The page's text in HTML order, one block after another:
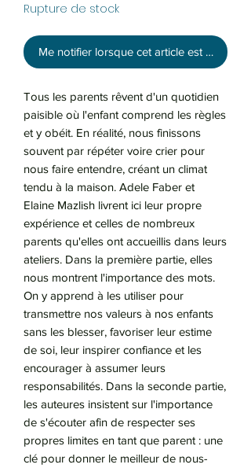
Rupture de stock
Me notifier lorsque cet article est disponible
Tous les parents rêvent d'un quotidien
paisible où l'enfant comprend les règles
et y obéit. En réalité, nous finissons
souvent par répéter voire crier pour
nous faire entendre, créant un climat
tendu à la maison. Adele Faber et
Elaine Mazlish livrent ici leur propre
expérience et celles de nombreux
parents qu'elles ont accueillis dans leurs
ateliers. Dans la première partie, elles
nous montrent l'importance des mots.
On y apprend à les utiliser pour
transmettre nos valeurs à nos enfants
sans les blesser, favoriser leur estime
de soi, leur inspirer confiance et les
encourager à assumer leurs
responsabilités. Dans la seconde partie,
les auteures insistent sur l'importance
de s'écouter afin de respecter ses
propres limites en tant que parent : une
clé pour donner le meilleur de nous-